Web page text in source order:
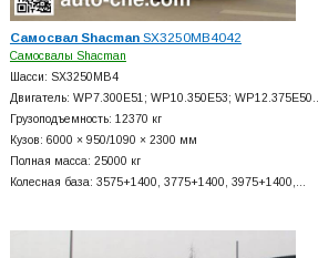
Самосвал ShacmanSX3250MB4042
Самосвалы Shacman
Шасси: SX3250MB4
Двигатель: WP7.300E51; WP10.350E53; WP12.375E50…
Грузоподъемность: 12370 кг
Кузов: 6000 × 950/1090 × 2300 мм
Полная масса: 25000 кг
Колесная база: 3575+1400, 3775+1400, 3975+1400,…